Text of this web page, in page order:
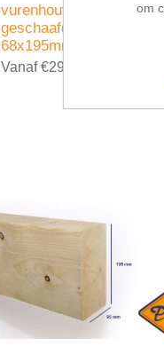
vurenhout klasse C.
geschaafd ronde hoek
68x195mm
Vanaf €29,99 incl. BTW
om